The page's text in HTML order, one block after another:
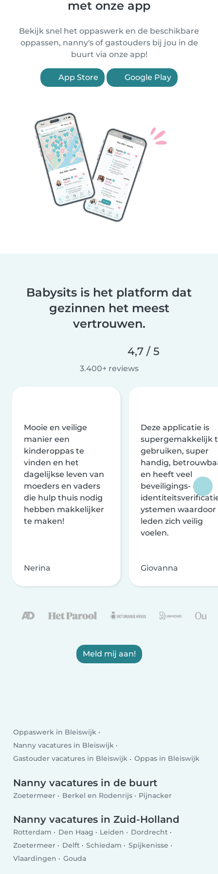
met onze app
Bekijk snel het oppaswerk en de beschikbare
oppassen, nanny's of gastouders bij jou in de
buurt via onze app!
App Store Google Play
Babysits is het platform dat
gezinnen het meest
vertrouwen.
4,7 / 5
3.400+ reviews
Mooie en veilige
manier een
kinderoppas te
vinden en het
dagelijkse leven van
moeders en vaders
die hulp thuis nodig
hebben makkelijker
te maken!
Nerina
Deze applicatie is
supergemakkelijk
gebruiken, super
handig,
en heeft veel
beveiligings- en
ystemen waardoor
leden zich veilig
voelen.
Giovanna
Meld mij aan!
Oppaswerk in Bleiswijk
Nanny vacatures in Bleiswijk
Gastouder vacatures in Bleiswijk
Oppas in Bleiswijk
Nanny vacatures in de buurt
Zoetermeer Berkel en Rodenrijs Pijnacker
Nanny vacatures in Zuid-Holland
Rotterdam Den Haag Leiden
Dordrecht
Zoetermeer
Delft Schiedam
Spijkenisse
Vlaardingen
Gouda